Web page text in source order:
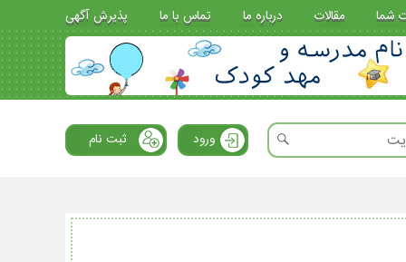
شما مقالات درباره ما تماس با ما پذیرش آگهی
ورود ثبت نام